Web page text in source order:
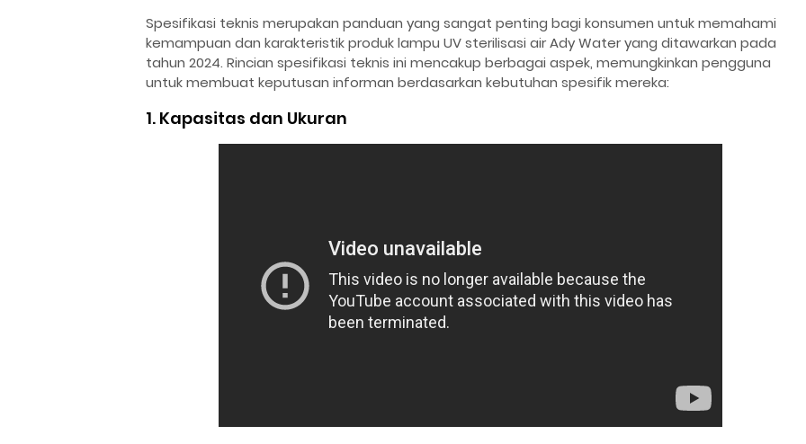
Spesifikasi teknis merupakan panduan yang sangat penting bagi konsumen untuk memahami
kemampuan dan karakteristik produk lampu UV sterilisasi air Ady Water yang ditawarkan pada
tahun 2024. Rincian spesifikasi teknis ini mencakup berbagai aspek, memungkinkan pengguna
untuk membuat keputusan informan berdasarkan kebutuhan spesifik mereka:
1. Kapasitas dan Ukuran